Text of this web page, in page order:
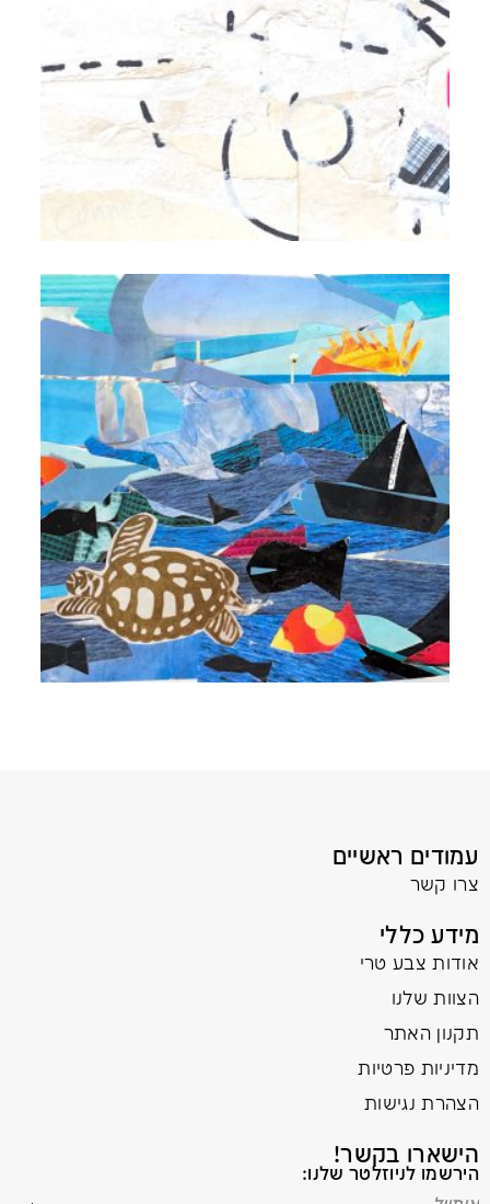
עמודים ראשיים
צרו קשר
מידע כללי
אודות צבע טרי
הצוות שלנו
תקנון האתר
מדיניות פרטיות
הצהרת נגישות
הישארו בקשר!
הירשמו לניוזלטר שלנו: